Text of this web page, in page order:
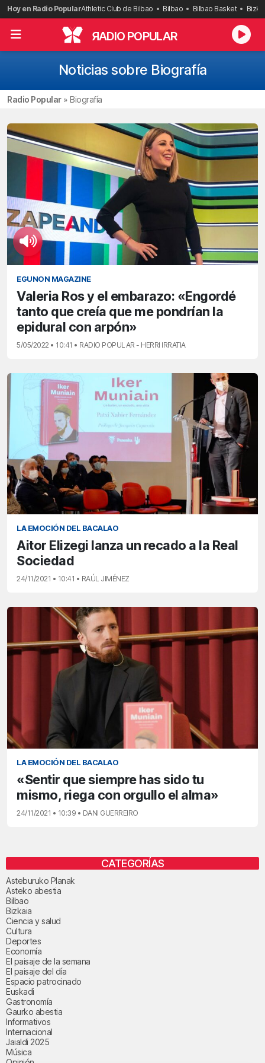
Saltar
al
contenido
Hoy en Radio PopularAthletic Club de Bilbao Bilbao Bilbao Basket
RADIO POPULAR
Noticias sobre Biografía
Radio Popular» Biografía
EGUNON MAGAZINE
Valeria Ros y el embarazo: «Engordé
tanto que creía que me pondrían la
epidural con arpón»
5/05/2022 • 10:41 • RADIO POPULAR - HERRI IRRATIA
LA EMOCIÓN DEL BACALAO
Aitor Elizegi lanza un recado a la Real
Sociedad
24/11/2021 • 10:41 • RAÚL JIMÉNEZ
LA EMOCIÓN DEL BACALAO
«Sentir que siempre has sido tu
mismo, riega con orgullo el alma»
24/11/2021 • 10:39 • DANI GUERREIRO
CATEGORÍAS
Asteburuko Planak
Asteko abestia
Bilbao
Bizkaia
Ciencia y salud
Cultura
Deportes
Economía
El paisaje de la semana
El paisaje del día
Espacio patrocinado
Euskadi
Gastronomía
Gaurko abestia
Informativos
Internacional
Jaialdi 2025
Música